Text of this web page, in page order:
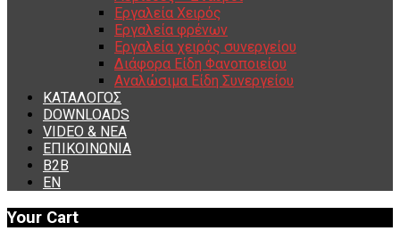
Εργαλεία Χειρός
Εργαλεία φρένων
Εργαλεία χειρός συνεργείου
Διάφορα Είδη Φανοποιείου
Αναλώσιμα Είδη Συνεργείου
ΚΑΤΑΛΟΓΟΣ
DOWNLOADS
VIDEO & ΝΕΑ
ΕΠΙΚΟΙΝΩΝΙΑ
B2B
ΕΝ
Your Cart